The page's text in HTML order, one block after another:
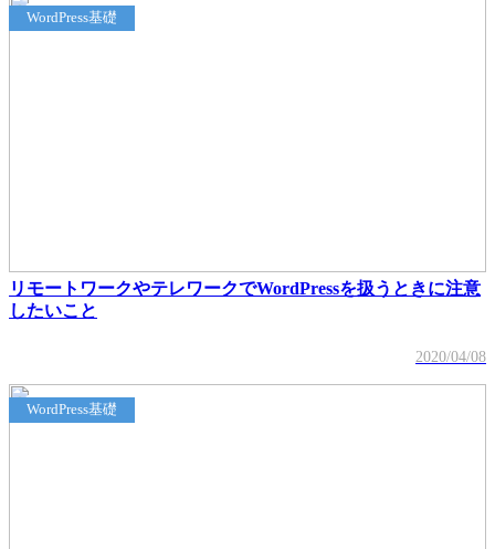
WordPress基礎
リモートワークやテレワークでWordPressを扱うときに注意
したいこと
2020/04/08
WordPress基礎